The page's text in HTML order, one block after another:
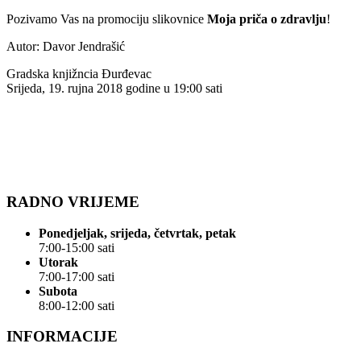
Pozivamo Vas na promociju slikovnice Moja priča o zdravlju!
Autor: Davor Jendrašić
Gradska knjižncia Đurđevac
Srijeda, 19. rujna 2018 godine u 19:00 sati
RADNO VRIJEME
Ponedjeljak, srijeda, četvrtak, petak
7:00-15:00 sati
Utorak
7:00-17:00 sati
Subota
8:00-12:00 sati
INFORMACIJE